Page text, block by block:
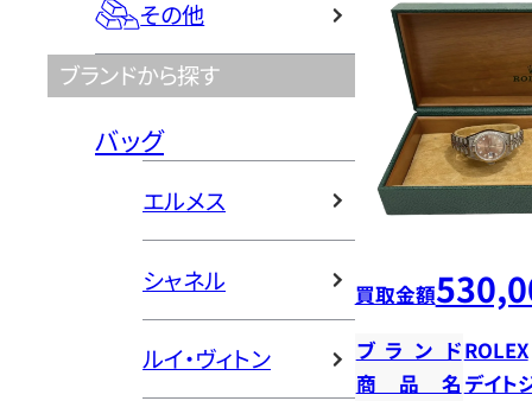
その他
ブランドから探す
バッグ
エルメス
シャネル
ルイ・ヴィトン
買取金額
ブランドROLEX
商品名 デイト